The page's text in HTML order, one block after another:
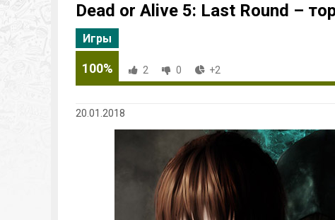
Dead or Alive 5: Last Round –
Игры
100% 2 0 +2
20.01.2018